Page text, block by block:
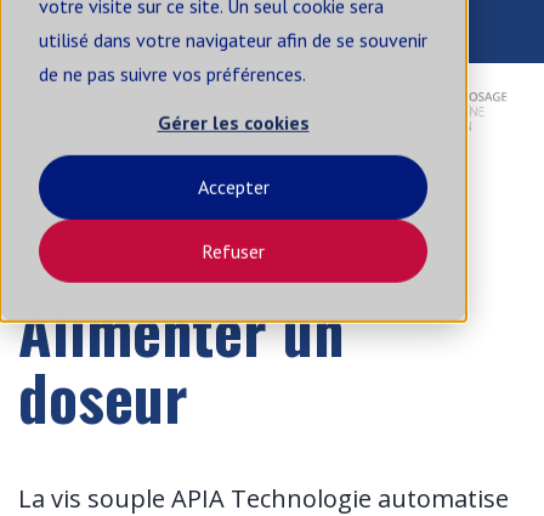
votre visite sur ce site. Un seul cookie sera
utilisé dans votre navigateur afin de se souvenir
de ne pas suivre vos préférences.
Gérer les cookies
Accepter
Refuser
contact@apia-sa.com +33 2 99 14 62 33
Accueil Nos Solutions Alimenter un Doseur
A QUOI ÇA SERT ?
Alimenter un
doseur
La vis souple APIA Technologie automatise